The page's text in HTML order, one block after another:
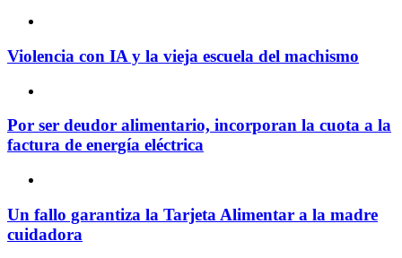
Violencia con IA y la vieja escuela del machismo
Por ser deudor alimentario, incorporan la cuota a la
factura de energía eléctrica
Un fallo garantiza la Tarjeta Alimentar a la madre
cuidadora